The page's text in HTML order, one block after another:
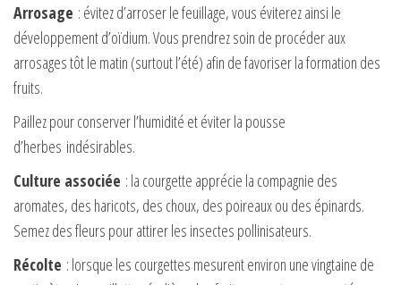
Arrosage : évitez d’arroser le feuillage, vous éviterez ainsi le
développement d’oïdium. Vous prendrez soin de procéder aux
arrosages tôt le matin (surtout l’été) afin de favoriser la formation des
fruits.
Paillez pour conserver l’humidité et éviter la pousse
d’herbes indésirables.
Culture associée : la courgette apprécie la compagnie des
aromates, des haricots, des choux, des poireaux ou des épinards.
Semez des fleurs pour attirer les insectes pollinisateurs.
Récolte : lorsque les courgettes mesurent environ une vingtaine de